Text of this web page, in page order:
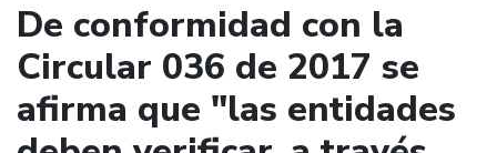
De conformidad con la
Circular 036 de 2017 se
afirma que "las entidades